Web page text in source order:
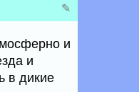
✎
и
и
в дикие